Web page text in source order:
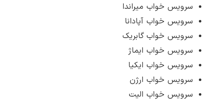
سرویس خواب میراندا
سرویس خواب آپادانا
سرویس خواب گابریک
سرویس خواب ایماژ
سرویس خواب ایکیا
سرویس خواب ارژن
سرویس خواب الیت